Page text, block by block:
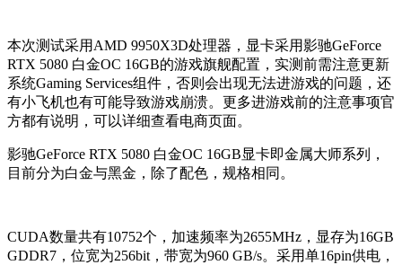
本次测试采用AMD 9950X3D处理器，显卡采用影驰GeForce
RTX 5080 白金OC 16GB的游戏旗舰配置，实测前需注意更新
系统Gaming Services组件，否则会出现无法进游戏的问题，还
有小飞机也有可能导致游戏崩溃。更多进游戏前的注意事项官
方都有说明，可以详细查看电商页面。
影驰GeForce RTX 5080 白金OC 16GB显卡即金属大师系列，
目前分为白金与黑金，除了配色，规格相同。
CUDA数量共有10752个，加速频率为2655MHz，显存为16GB
GDDR7，位宽为256bit，带宽为960 GB/s。采用单16pin供电，